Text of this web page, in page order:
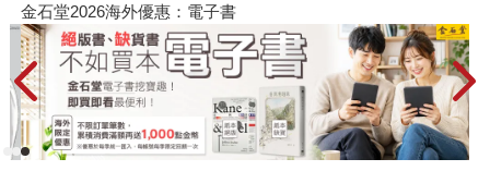
金石堂2026海外優惠：電子書